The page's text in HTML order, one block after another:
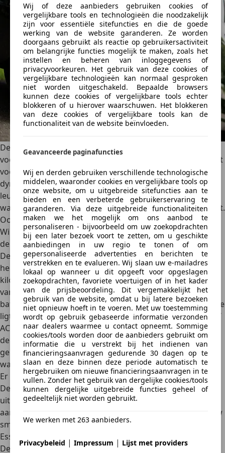
Wij of deze aanbieders gebruiken cookies of
vergelijkbare tools en technologieën die noodzakelijk
zijn voor essentiële sitefuncties en die de goede
werking van de website garanderen. Ze worden
doorgaans gebruikt als reactie op gebruikersactiviteit
om belangrijke functies mogelijk te maken, zoals het
instellen en beheren van inloggegevens of
privacyvoorkeuren. Het gebruik van deze cookies of
vergelijkbare technologieën kan normaal gesproken
niet worden uitgeschakeld. Bepaalde browsers
kunnen deze cookies of vergelijkbare tools echter
blokkeren of u hierover waarschuwen. Het blokkeren
van deze cookies of vergelijkbare tools kan de
functionaliteit van de website beïnvloeden.
Geavanceerde paginafuncties
Wij en derden gebruiken verschillende technologische
middelen, waaronder cookies en vergelijkbare tools op
onze website, om u uitgebreide sitefuncties aan te
bieden en een verbeterde gebruikerservaring te
garanderen. Via deze uitgebreide functionaliteiten
maken we het mogelijk om ons aanbod te
personaliseren - bijvoorbeeld om uw zoekopdrachten
bij een later bezoek voort te zetten, om u geschikte
aanbiedingen in uw regio te tonen of om
gepersonaliseerde advertenties en berichten te
verstrekken en te evalueren. Wij slaan uw e-mailadres
lokaal op wanneer u dit opgeeft voor opgeslagen
zoekopdrachten, favoriete voertuigen of in het kader
van de prijsbeoordeling. Dit vergemakkelijkt het
gebruik van de website, omdat u bij latere bezoeken
niet opnieuw hoeft in te voeren. Met uw toestemming
wordt op gebruik gebaseerde informatie verzonden
naar dealers waarmee u contact opneemt. Sommige
cookies/tools worden door de aanbieders gebruikt om
informatie die u verstrekt bij het indienen van
financieringsaanvragen gedurende 30 dagen op te
slaan en deze binnen deze periode automatisch te
hergebruiken om nieuwe financieringsaanvragen in te
vullen. Zonder het gebruik van dergelijke cookies/tools
kunnen dergelijke uitgebreide functies geheel of
gedeeltelijk niet worden gebruikt.
We werken met 263 aanbieders.
Privacybeleid | Impressum | Lijst met providers
De acceleratie verloopt lineair en vloeiend, wat typisch is
voor een elektrische aandrijflijn. Het zorgt aan de ene kant
voor comfort, aan de andere kant nodigt het uit voor een
dynamische rijstijl. De Aceman is gerust te porren voor
leuker bochtenwerk. De vering is verfijnd afgestemd,
waarbij drempels en oneffenheden goed worden verwerkt.
Ook op de snelweg houdt de Aceman zich goed staande.
Windgeluiden zijn minimaal en de auto ligt erg stabiel op
de weg, zelfs bij hogere snelheden.
De actieradius van de Aceman loopt uiteen. De Aceman E
heeft volgens de fabrieksopgave een actieradius tot 310
kilometer, met een 42,5 kWh batterijpakket. De SE en JCW-
varianten maken daarentegen gebruik van een 54 kWh
batterijpakket. Dit resulteert in een grotere actieradius, die
ligt rond de 400 kilometer (WLTP). Opladen kan met 11 kW
AC tot 95 kW DC (snelladen), waarmee je in een half uurtje
de batterij van 10 naar 80% laadt. Het verbruik ligt
gemiddeld tussen 14 en 15 kWh per 100 kilometer,
waarmee de Aceman opvallend efficiënt is.
Er is voldoende keuze bij de Mini Aceman
De Mini Aceman is leverbaar in een breed aanbod aan
uitvoeringen, waarbij je kunt kiezen uit verschillende
aandrijflijnen en uitrustingsniveaus die aansluiten op jouw
smaak en budget. De line-up bestaat uit vier vaste lijnen:
Essential, Classic, Favoured en John Cooper Works (JCW).
De Essential is het instapmodel en voorzien van de